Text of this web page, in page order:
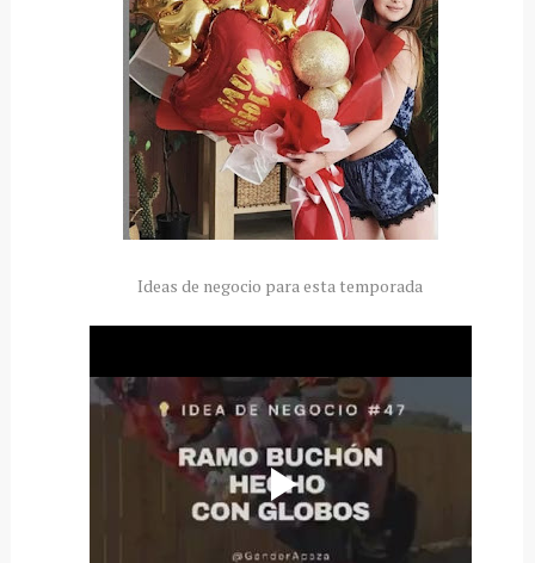
Ideas de negocio para esta temporada